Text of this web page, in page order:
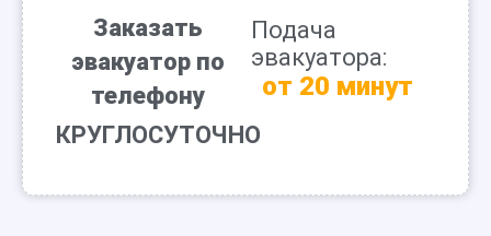
Заказать
эвакуатор по
телефону
КРУГЛОСУТОЧНО
Подача
эвакуатора:
от 20 минут